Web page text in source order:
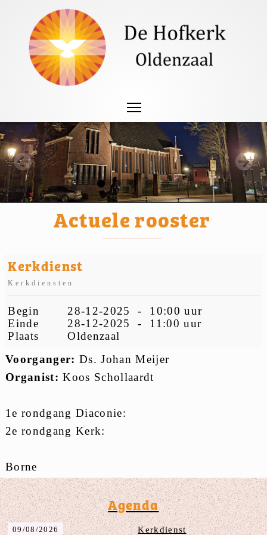
Actuele rooster
Kerkdienst
Kerkdiensten
Begin
28-12-2025 - 10:00 uur
Einde
28-12-2025 - 11:00 uur
Plaats
Oldenzaal
Voorganger: Ds. Johan Meijer
Organist: Koos Schollaardt
1e rondgang Diaconie:
2e rondgang Kerk:
Borne
Agenda
09/08/2026 Kerkdienst